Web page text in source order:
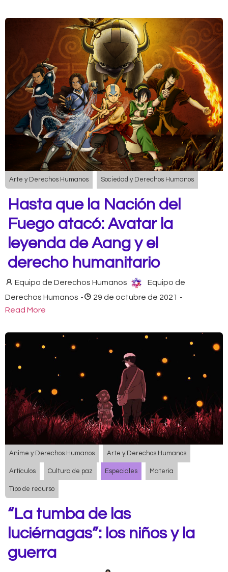
Arte y Derechos Humanos Sociedad y Derechos Humanos
Hasta que la Nación del
Fuego atacó: Avatar la
leyenda de Aang y el
derecho humanitario
Equipo de Derechos Humanos
Equipo de
Derechos Humanos - 29 de octubre de 2021 -
Read More
Anime y Derechos Humanos Arte y Derechos Humanos
Artículos Cultura de paz Especiales Materia
Tipo de recurso
“La tumba de las
luciérnagas”: los niños y la
guerra